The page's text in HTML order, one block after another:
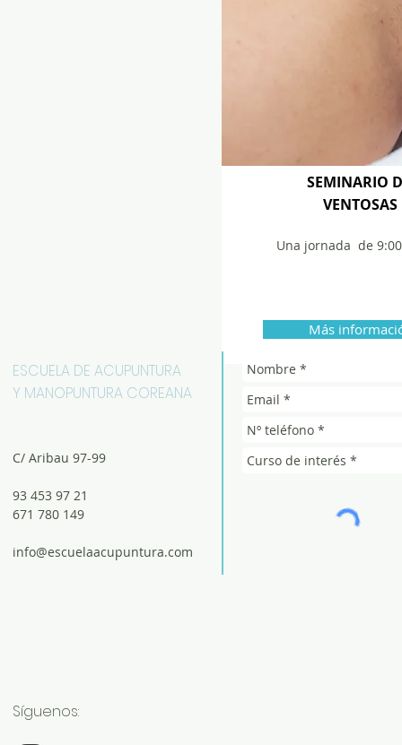
SEMINARIO
VENTOSAS
Una jornada de
Más
ESCUELA DE ACUPUNTURA
Y MANOPUNTURA COREANA
C/ Aribau 97-99
93 453 97 21
671 780 149
info@escuelaacupuntura.com
Síguenos: